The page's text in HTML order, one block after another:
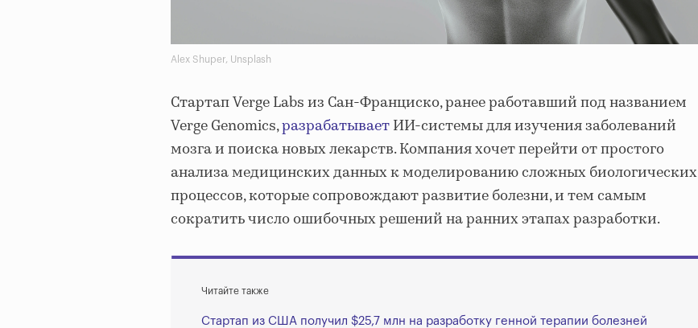
Alex Shuper, Unsplash
Стартап Verge Labs из Сан-Франциско, ранее работавший под названием
Verge Genomics,разрабатываетИИ-системы для изучения заболеваний
мозга и поиска новых лекарств. Компания хочет перейти от простого
анализа медицинских данных к моделированию сложных биологических
процессов, которые сопровождают развитие болезни, и тем самым
сократить число ошибочных решений на ранних этапах разработки.
Читайте также
Стартап из США получил $25,7 млн на разработку генной терапии болезней